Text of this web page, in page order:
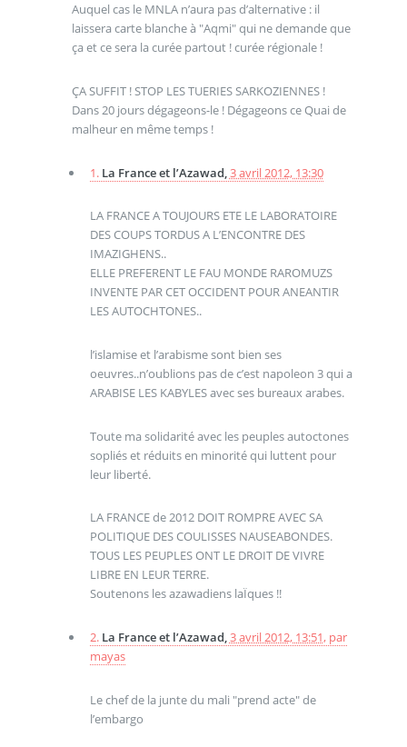
Auquel cas le MNLA n’aura pas d’alternative : il
laissera carte blanche à "Aqmi" qui ne demande que
ça et ce sera la curée partout ! curée régionale !
ÇA SUFFIT ! STOP LES TUERIES SARKOZIENNES !
Dans 20 jours dégageons-le ! Dégageons ce Quai de
malheur en même temps !
1. La France et l’Azawad,3 avril 2012, 13:30
LA FRANCE A TOUJOURS ETE LE LABORATOIRE
DES COUPS TORDUS A L’ENCONTRE DES
IMAZIGHENS..
ELLE PREFERENT LE FAU MONDE RAROMUZS
INVENTE PAR CET OCCIDENT POUR ANEANTIR
LES AUTOCHTONES..
l’islamise et l’arabisme sont bien ses
oeuvres..n’oublions pas de c’est napoleon 3 qui a
ARABISE LES KABYLES avec ses bureaux arabes.
Toute ma solidarité avec les peuples autoctones
sopliés et réduits en minorité qui luttent pour
leur liberté.
LA FRANCE de 2012 DOIT ROMPRE AVEC SA
POLITIQUE DES COULISSES NAUSEABONDES.
TOUS LES PEUPLES ONT LE DROIT DE VIVRE
LIBRE EN LEUR TERRE.
Soutenons les azawadiens laÏques !!
2. La France et l’Azawad,3 avril 2012, 13:51, par
mayas
Le chef de la junte du mali "prend acte" de
l’embargo